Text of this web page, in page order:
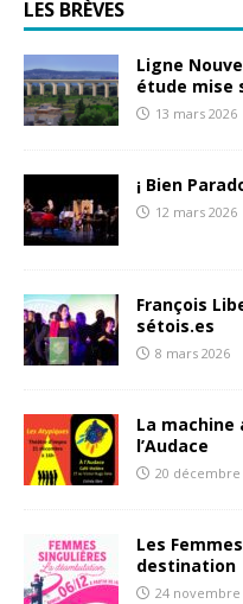
LES BRÈVES
Ligne
étude mise
13 mars 2026
¡ Bien
12 mars 2026
François
sétois.es
8 mars 2026
La machine
l’Audace
20 décembre
Les
destination
24 novembre